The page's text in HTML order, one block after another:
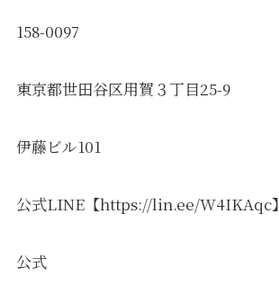
158-0097
東京都世田谷区用賀３丁目25-9
伊藤ビル101
公式LINE【https://lin.ee/W4IKAqc】
公式